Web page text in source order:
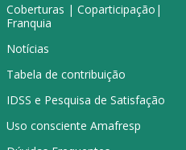
Coberturas | Coparticipação|
Franquia
Notícias
Tabela de contribuição
IDSS e Pesquisa de Satisfação
Uso consciente Amafresp